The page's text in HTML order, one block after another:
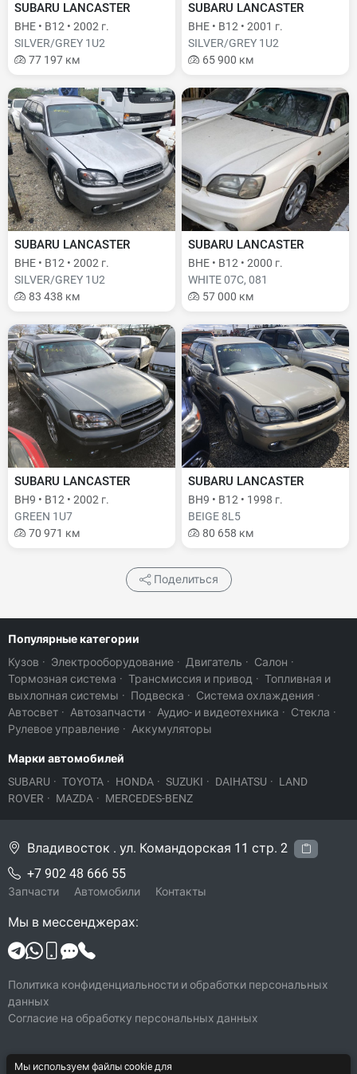
SUBARU LANCASTER
BHE • B12 • 2002 г.
SILVER/GREY 1U2
77 197 км
SUBARU LANCASTER
BHE • B12 • 2001 г.
SILVER/GREY 1U2
65 900 км
SUBARU LANCASTER
BHE • B12 • 2002 г.
SILVER/GREY 1U2
83 438 км
SUBARU LANCASTER
BHE • B12 • 2000 г.
WHITE 07C, 081
57 000 км
SUBARU LANCASTER
BH9 • B12 • 2002 г.
GREEN 1U7
70 971 км
SUBARU LANCASTER
BH9 • B12 • 1998 г.
BEIGE 8L5
80 658 км
Поделиться
Популярные категории
Кузов · Электрооборудование · Двигатель · Салон ·
Тормозная система · Трансмиссия и привод · Топливная и
выхлопная системы · Подвеска · Система охлаждения ·
Автосвет · Автозапчасти · Аудио- и видеотехника · Стекла ·
Рулевое управление · Аккумуляторы
Марки автомобилей
SUBARU · TOYOTA · HONDA · SUZUKI · DAIHATSU · LAND
ROVER · MAZDA · MERCEDES-BENZ
© 2026 Legacy-VL
Владивосток . ул. Командорская 11 стр. 2
+7 902 48 666 55
Запчасти Автомобили Контакты
Мы в мессенджерах:
Политика конфиденциальности и обработки персональных
данных
Согласие на обработку персональных данных
Мы используем файлы cookie для